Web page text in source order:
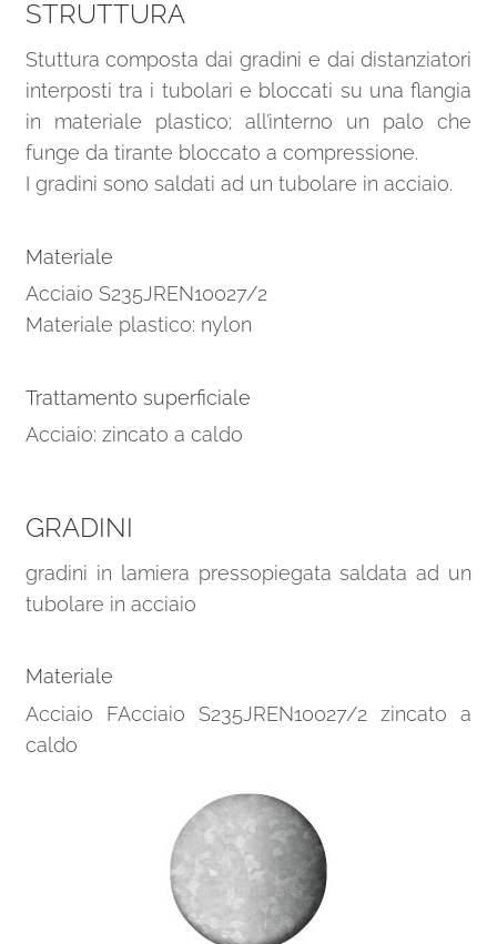
STRUTTURA
Stuttura composta dai gradini e dai distanziatori
interposti tra i tubolari e bloccati su una flangia
in materiale plastico; all’interno un palo che
funge da tirante bloccato a compressione.
I gradini sono saldati ad un tubolare in acciaio.
Materiale
Acciaio S235JREN10027/2
Materiale plastico: nylon
Trattamento superficiale
Acciaio: zincato a caldo
GRADINI
gradini in lamiera pressopiegata saldata ad un
tubolare in acciaio
Materiale
Acciaio FAcciaio S235JREN10027/2 zincato a
caldo